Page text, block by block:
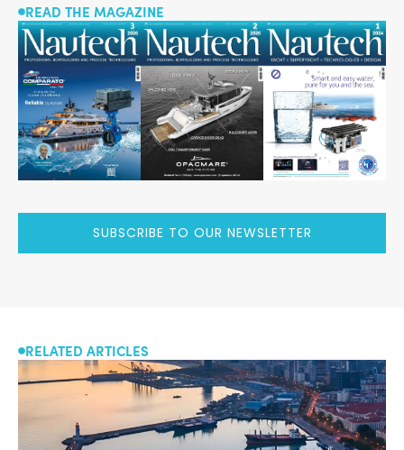
READ THE MAGAZINE
SUBSCRIBE TO OUR NEWSLETTER
RELATED ARTICLES